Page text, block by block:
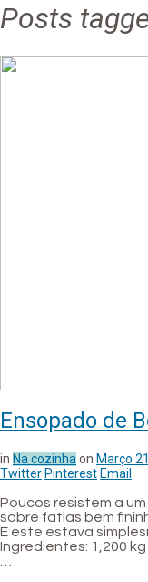
Posts
Ensopado de
in Na cozinhaon Março
Twitter Pinterest Email
Poucos resistem a
sobre fatias bem
E este estava
Ingredientes: 1,200
…